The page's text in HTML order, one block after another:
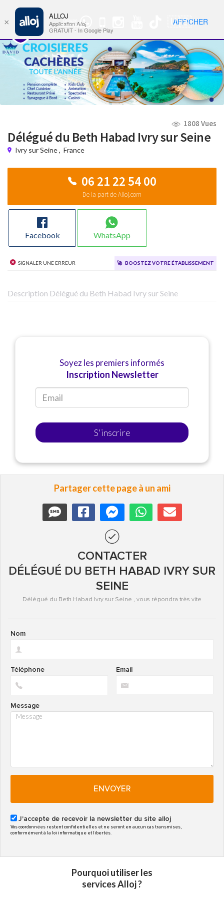
Groupe
WhatsApp
🇺🇸 Nav
1808 Vues
Délégué du Beth Habad Ivry sur Seine
Ivry sur Seine, France
06 21 22 54 00
De la part de Alloj.com
Facebook WhatsApp
Signaler une erreur 🚀 Boostez votre établissement
Description Délégué du Beth Habad Ivry sur Seine
Soyez les premiers informés
Inscription Newsletter
S'inscrire
Partager cette page à un ami
CONTACTER
DÉLÉGUÉ DU BETH HABAD IVRY SUR
SEINE
Délégué du Beth Habad Ivry sur Seine , vous répondra très vite
Nom
Email
Téléphone
Message
ENVOYER
J'accepte de recevoir la newsletter du site alloj
Vos coordonnées restent confidentielles et ne seront en aucun cas transmises,
conformément à la loi informatique et libertés.
Pourquoi utiliser les
services Alloj ?
×
ALLOJ
Application Alloj
GRATUIT - In Google Play
AFFICHER